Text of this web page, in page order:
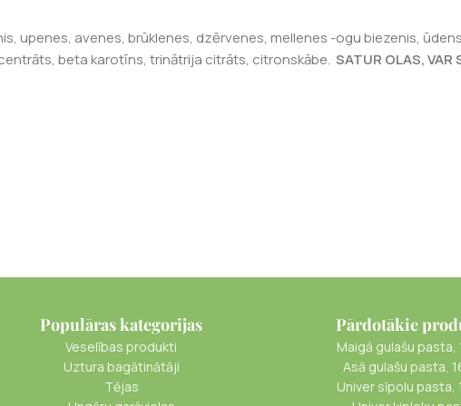
upenes, avenes, brūklenes, dzērvenes, mellenes -ogu biezenis,
beta karotīns, trinātrija citrāts, citronskābe. SATUR OLAS, VAR
Populāras kategorijas
Veselības produkti
Uztura bagātinātāji
Tējas
Pārdotākie
Maigā gulašu pasta,
Asā gulašu pasta,
Univer sīpolu pasta,